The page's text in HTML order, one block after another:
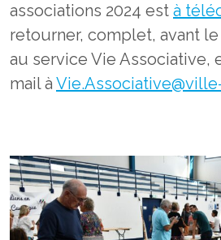
associations 2024 est à
retourner, complet, avant le
au service Vie Associative,
mail à